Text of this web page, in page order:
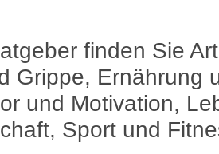
finden Sie
Grippe, Ernährung
und Motivation,
Sport und